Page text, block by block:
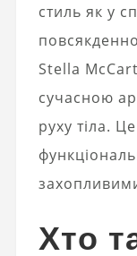
стиль як у
Stella
сучасною
руху тіла.
Хто